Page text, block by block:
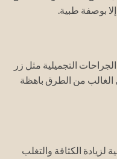
التجميلية مثل زر
الغالب من الطرق باهظة
الكثافة والتغلب